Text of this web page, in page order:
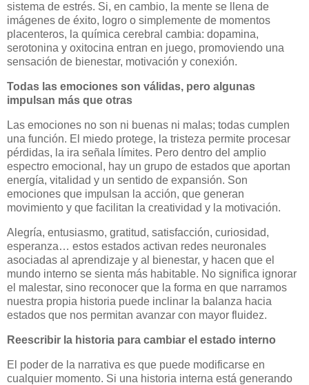
sistema de estrés. Si, en cambio, la mente se llena de
imágenes de éxito, logro o simplemente de momentos
placenteros, la química cerebral cambia: dopamina,
serotonina y oxitocina entran en juego, promoviendo una
sensación de bienestar, motivación y conexión.
Todas las emociones son válidas, pero algunas
impulsan más que otras
Las emociones no son ni buenas ni malas; todas cumplen
una función. El miedo protege, la tristeza permite procesar
pérdidas, la ira señala límites. Pero dentro del amplio
espectro emocional, hay un grupo de estados que aportan
energía, vitalidad y un sentido de expansión. Son
emociones que impulsan la acción, que generan
movimiento y que facilitan la creatividad y la motivación.
Alegría, entusiasmo, gratitud, satisfacción, curiosidad,
esperanza… estos estados activan redes neuronales
asociadas al aprendizaje y al bienestar, y hacen que el
mundo interno se sienta más habitable. No significa ignorar
el malestar, sino reconocer que la forma en que narramos
nuestra propia historia puede inclinar la balanza hacia
estados que nos permitan avanzar con mayor fluidez.
Reescribir la historia para cambiar el estado interno
El poder de la narrativa es que puede modificarse en
cualquier momento. Si una historia interna está generando